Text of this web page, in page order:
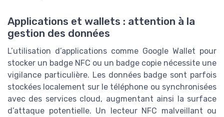
Applications et wallets : attention à la
gestion des données
L’utilisation d’applications comme Google Wallet pour
stocker un badge NFC ou un badge copie nécessite une
vigilance particulière. Les données badge sont parfois
stockées localement sur le téléphone ou synchronisées
avec des services cloud, augmentant ainsi la surface
d’attaque potentielle. Un lecteur NFC malveillant ou